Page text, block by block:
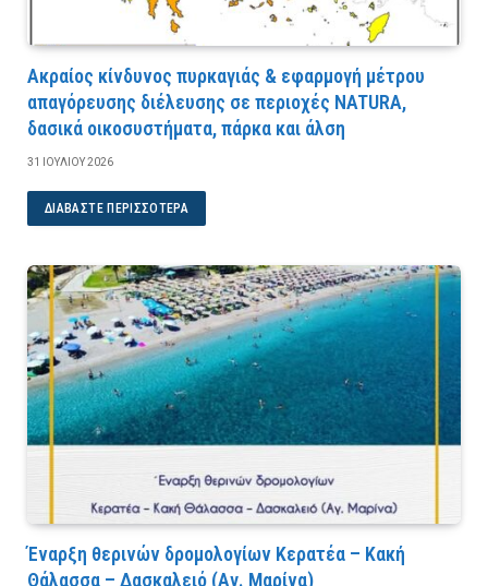
Ακραίος κίνδυνος πυρκαγιάς & εφαρμογή μέτρου
απαγόρευσης διέλευσης σε περιοχές NATURA,
δασικά οικοσυστήματα, πάρκα και άλση
31 ΙΟΥΛΊΟΥ 2026
ΔΙΑΒΆΣΤΕ ΠΕΡΙΣΣΌΤΕΡΑ
Έναρξη θερινών δρομολογίων Κερατέα – Κακή
Θάλασσα – Δασκαλειό (Αγ. Μαρίνα)